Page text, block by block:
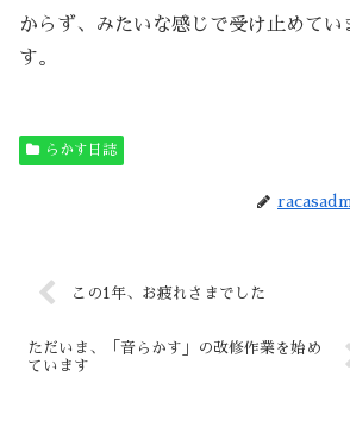
からず、みたいな感じで受け止めてい
す。
らかす日誌
この1年、お疲れさまでした
ただいま、「音らかす」の改修作業を始め
ています